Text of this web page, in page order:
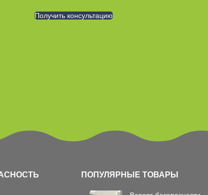
Получить консультацию
ПОПУЛЯРНЫЕ ТОВАРЫ